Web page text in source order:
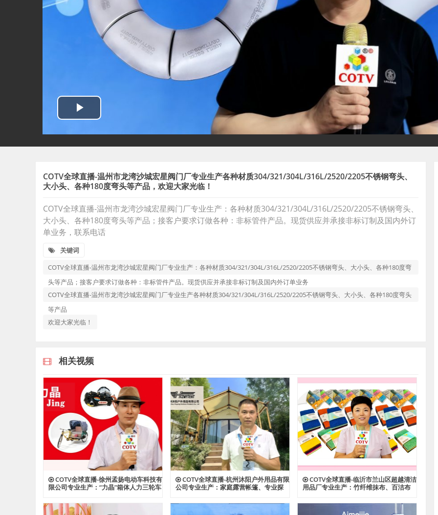
COTV全球直播-温州市龙湾沙城宏星阀门厂专业生产各种材质304/321/304L/316L/2520/2205不锈钢弯头、
大小头、各种180度弯头等产品，欢迎大家光临！
COTV全球直播-温州市龙湾沙城宏星阀门厂专业生产：各种材质304/321/304L/316L/2520/2205不锈钢弯头、
大小头、各种180度弯头等产品；接客户要求订做各种：非标管件产品。现货供应并承接非标订制及国内外订
单业务，联系电话
关键词
COTV全球直播-温州市龙湾沙城宏星阀门厂专业生产：各种材质304/321/304L/316L/2520/2205不锈钢弯头、大小头、各种180度弯
头等产品；接客户要求订做各种：非标管件产品。现货供应并承接非标订制及国内外订单业务
COTV全球直播-温州市龙湾沙城宏星阀门厂专业生产各种材质304/321/304L/316L/2520/2205不锈钢弯头、大小头、各种180度弯头
等产品
欢迎大家光临！
相关视频
COTV全球直播-徐州孟扬电动车科技有
限公司专业生产：“力晶”箱体人力三轮车
电板等产品；设计创新、款式多样，欢
迎全球新老客户前来洽谈采购！欢迎大
COTV全球直播-杭州沐阳户外用品有限
公司专业生产：家庭露营帐篷、专业探
宠物帐篷等多功能户外帐篷系列产品；
设计创新、匠心制造、款式多样，源头
COTV全球直播-临沂市兰山区超越清洁
用品厂专业生产：竹纤维抹布、百洁布
+清洁球、刷洗块、清洁抺布等清洁用
品，欢迎大家光临！